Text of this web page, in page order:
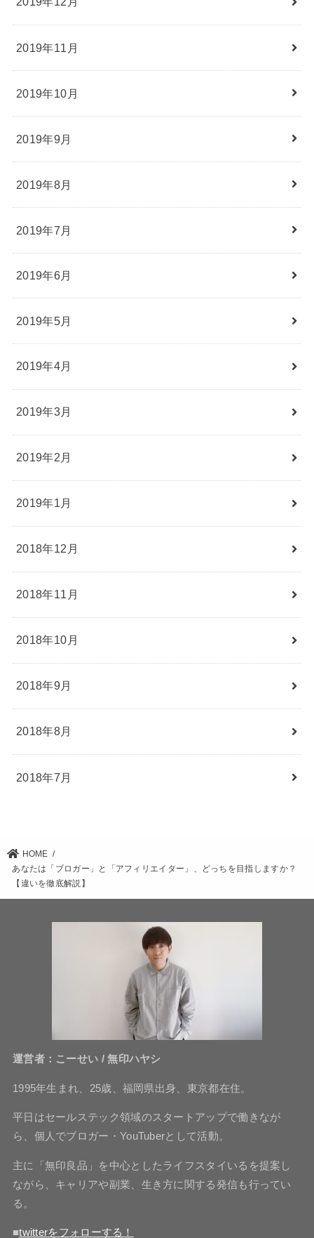
2019年11月
2019年10月
2019年9月
2019年8月
2019年7月
2019年6月
2019年5月
2019年4月
2019年3月
2019年2月
2019年1月
2018年12月
2018年11月
2018年10月
2018年9月
2018年8月
2018年7月
HOME
あなたは「ブロガー」と「アフィリエイター」、どっちを目指しますか？
【違いを徹底解説】
運営者：こーせい / 無印ハヤシ
1995年生まれ、25歳、福岡県出身、東京都在住。
平日はセールステック領域のスタートアップで働きなが
ら、個人でブロガー・YouTuberとして活動。
主に「無印良品」を中心としたライフスタイいるを提案し
ながら、キャリアや副業、生き方に関する発信も行ってい
る。
■twitterをフォローする！